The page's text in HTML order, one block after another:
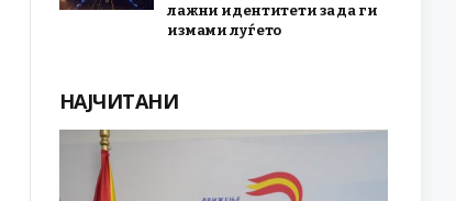
лажни идентитети за да ги
измами луѓето
НАЈЧИТАНИ